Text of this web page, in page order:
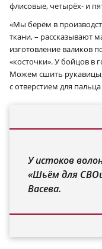
флисовые, четырёх- и
«Мы берём в
ткани, – рассказывают
изготовление валиков
«косточки». У бойцов в
Можем сшить рукавицы,
с отверстием для пальца
У истоков
«Шьём для
Васева.